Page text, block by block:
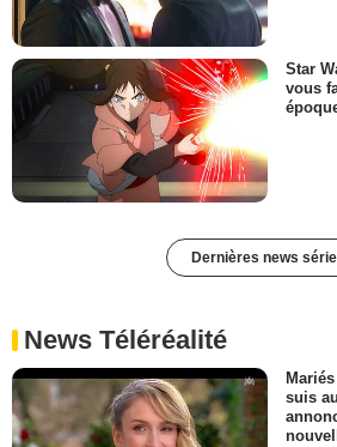
Star
vous
Dernières news
News Téléréalité
suis